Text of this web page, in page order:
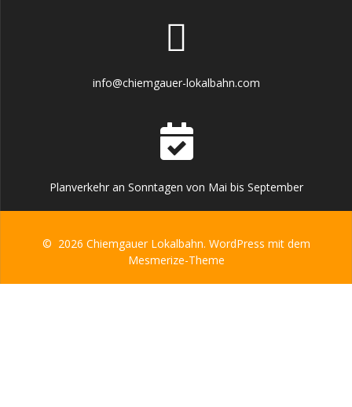
info@chiemgauer-lokalbahn.com
Planverkehr an Sonntagen von Mai bis September
© 2026 Chiemgauer Lokalbahn. WordPress mit dem
Mesmerize-Theme